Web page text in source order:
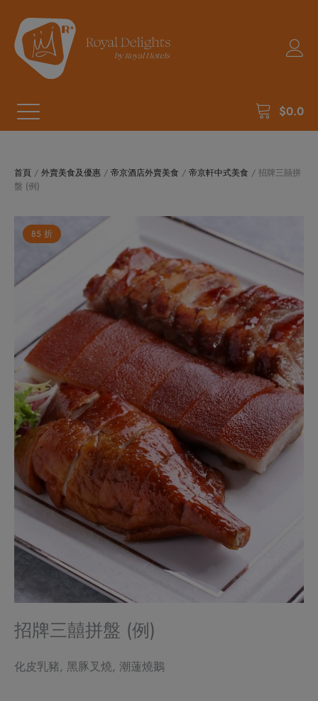
$0.0
首頁 / 外賣美食及優惠 / 帝京酒店外賣美食 / 帝京軒中式美食 / 招牌三囍拼
盤 (例)
85 折
招牌三囍拼盤 (例)
化皮乳豬, 黑豚叉燒, 潮蓮燒鵝